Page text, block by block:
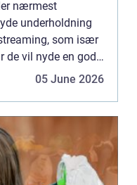
nærmest
underholdning
som især
de vil nyde en god
streaming sider
05 June 2026